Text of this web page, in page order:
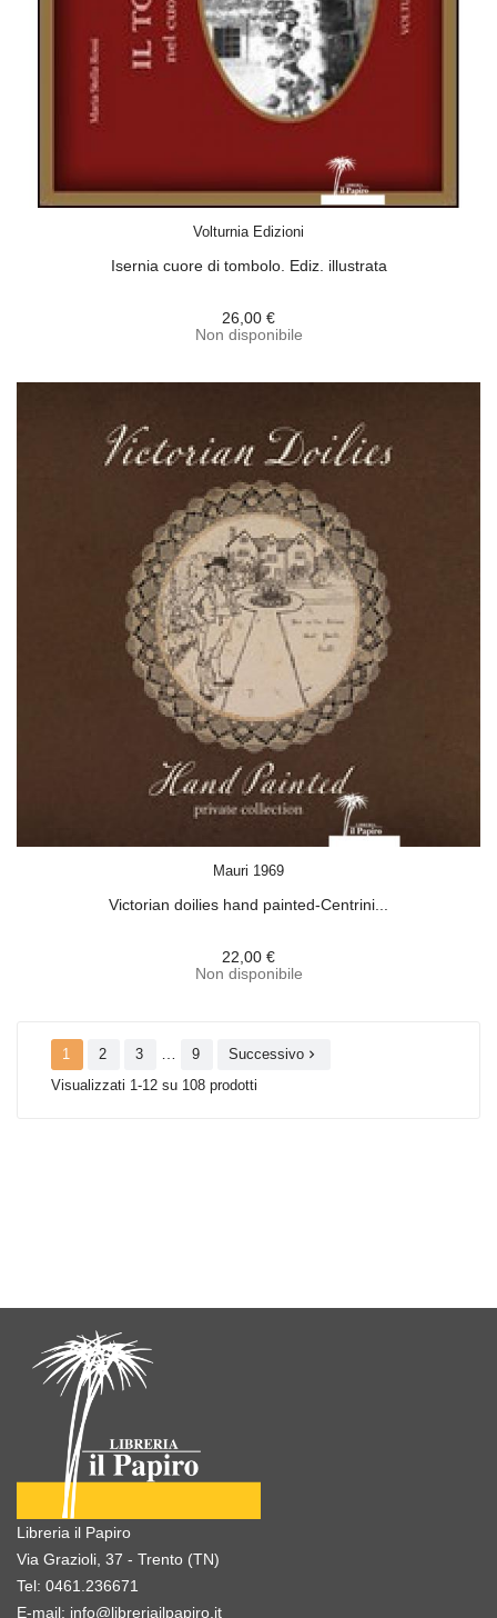
Volturnia Edizioni
Isernia cuore di tombolo. Ediz. illustrata
26,00 €
Non disponibile
Mauri 1969
Victorian doilies hand painted-Centrini...
22,00 €
Non disponibile
1 2 3 9 Successivo 
Visualizzati 1-12 su 108 prodotti
Libreria il Papiro
Via Grazioli, 37 - Trento (TN)
Tel: 0461.236671
E-mail: info@libreriailpapiro.it